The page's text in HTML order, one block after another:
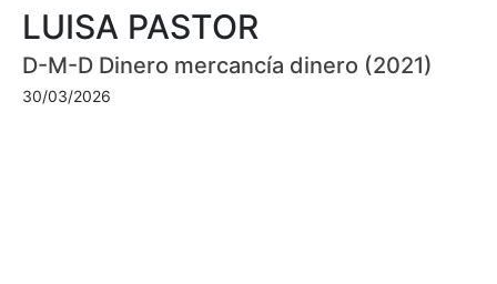
LUISA PASTOR
D-M-D Dinero mercancía dinero (2021)
30/03/2026